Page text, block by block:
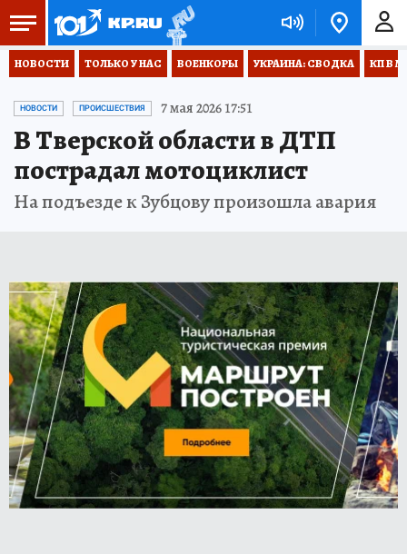
НОВОСТИ ТОЛЬКО У НАС ВОЕНКОРЫ УКРАИНА: СВОДКА КП В
НОВОСТИ ПРОИСШЕСТВИЯ 7 мая 2026 17:51
В Тверской области в ДТП
пострадал мотоциклист
На подъезде к Зубцову произошла авария